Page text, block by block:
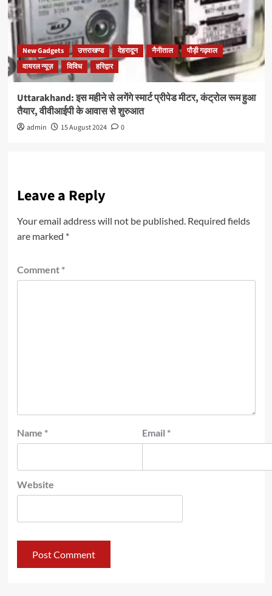
New Gadgets उत्तराखण्ड देहरादून नैनीताल
पौड़ी गढ़वाल
वायरल न्यूज़
विविध हरिद्वार
Uttarakhand: इस महीने से लगेंगे स्मार्ट प्रीपेड मीटर, कंट्रोल रूम हुआ
तैयार, वीवीआईपी के आवास से शुरुआत
admin 15 August 2024 0
Leave a Reply
Your email address will not be published. Required fields
are marked *
Comment *
Name * Email *
Website